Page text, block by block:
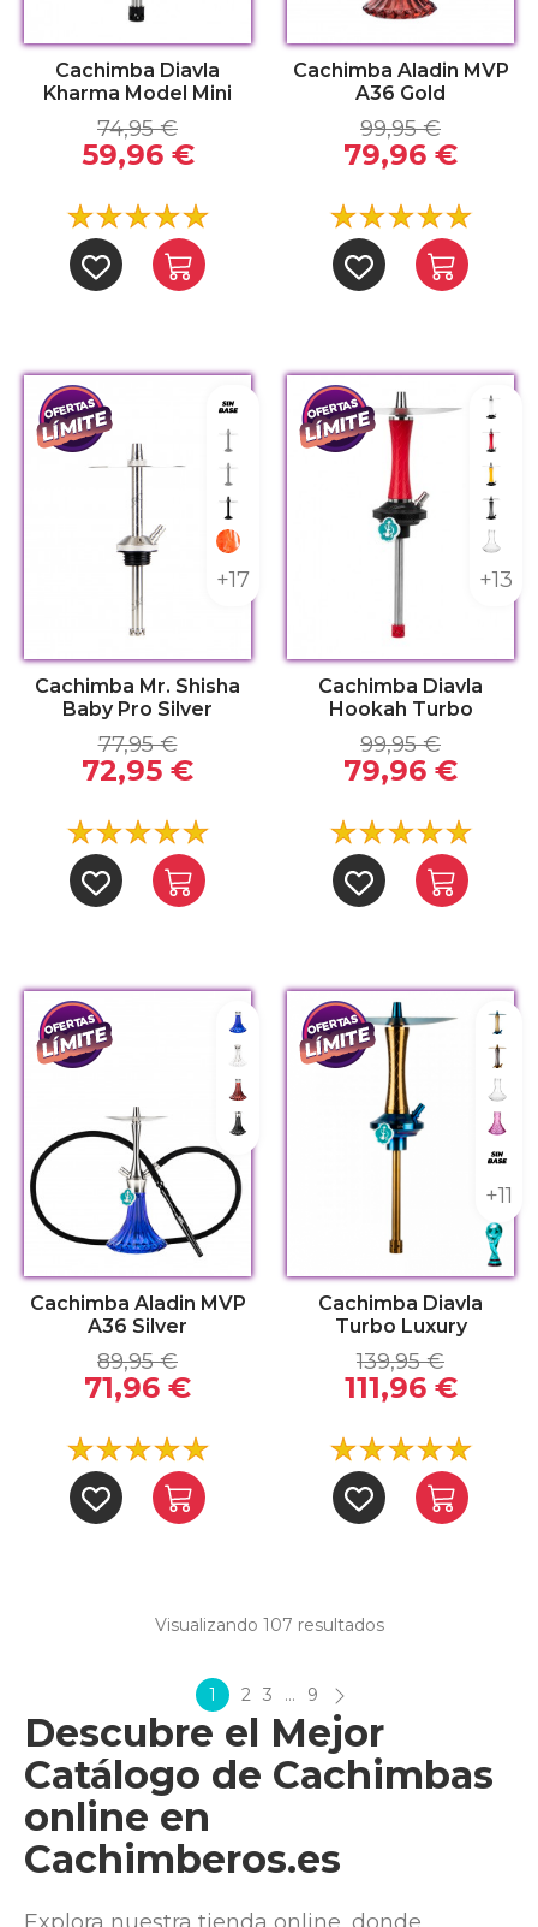
Cachimba Diavla
Kharma Model Mini
74,95 €
59,96 €
Cachimba Aladin MVP
A36 Gold
99,95 €
79,96 €
Sin base
Sin kit
Sin kit
Kit Pro Black
Red
+17
Cachimba Mr. Shisha
Baby Pro Silver
77,95 €
72,95 €
Red
Full
Clear
+13
Cachimba Diavla
Hookah Turbo
99,95 €
79,96 €
Blue
Clear
Dark Red
Black
Cachimba Aladin MVP
A36 Silver
89,95 €
71,96 €
Dark
Sin
+11
Cachimba Diavla
Turbo Luxury
139,95 €
111,96 €
Visualizando 107 resultados
1 2 3 … 9
Descubre el Mejor
Catálogo de Cachimbas
online en
Cachimberos.es
Explora nuestra tienda online, donde